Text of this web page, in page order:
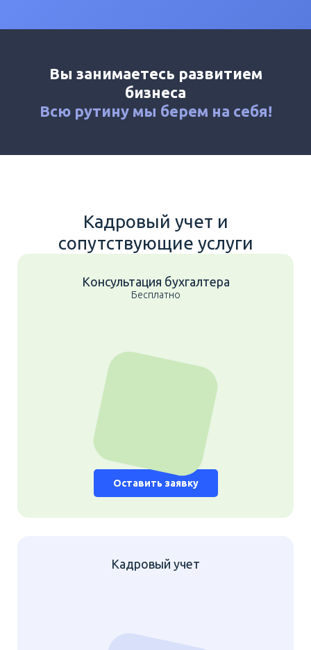
Контакты
Москва +7 (495) 161-03-01
Видное +7 (800) 333-23-72
Вы занимаетесь развитием
бизнеса
Всю рутину мы берем на себя!
Кадровый учет и
сопутствующие услуги
Консультация бухгалтера
Бесплатно
Оставить заявку
Кадровый учет